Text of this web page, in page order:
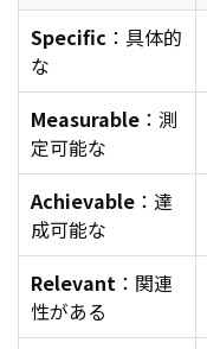
Specific ：具体的
な
Measurable ：測
定可能な
Achievable ：達
成可能な
Relevant ：関連
性がある